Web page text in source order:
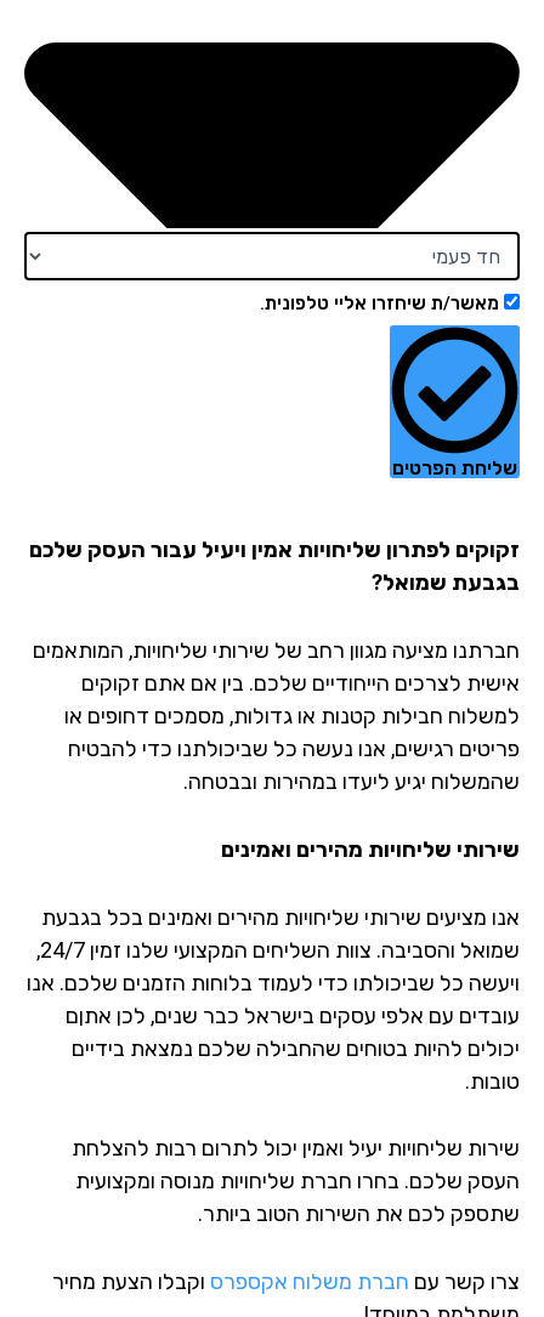
מאשר/ת שיחזרו אליי טלפונית.
הפרטים
לפתרון שליחויות אמין ויעיל עבור העסק שלכם
שמואל?
מציעה מגוון רחב של שירותי שליחויות, המותאמים
לצרכים הייחודיים שלכם. בין אם אתם זקוקים
חבילות קטנות או גדולות, מסמכים דחופים או
רגישים, אנו נעשה כל שביכולתנו כדי להבטיח
יגיע ליעדו במהירות ובבטחה.
שליחויות מהירים ואמינים
מציעים שירותי שליחויות מהירים ואמינים בכל בגבעת
שמואל והסביבה. צוות השליחים המקצועי שלנו זמין 24/7,
כל שביכולתו כדי לעמוד בלוחות הזמנים שלכם. אנו
עם אלפי עסקים בישראל כבר שנים, לכן אתןם
להיות בטוחים שהחבילה שלכם נמצאת בידיים
שליחויות יעיל ואמין יכול לתרום רבות להצלחת
שלכם. בחרו חברת שליחויות מנוסה ומקצועית
לכם את השירות הטוב ביותר.
קשר עםחברת משלוח אקספרסוקבלו הצעת מחיר